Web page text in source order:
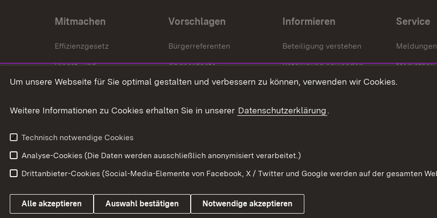
Mitmachen
Effizienzgesetz
Dienst- und
Versorgungsbezüge
Weitere
Vorschlagen
Bürgerreferenten
Abgeordnete
Bürgerbeauftragte
Informieren
Beteiligung verstehen
Beteiligung anwenden
Beteiligung stärken
Service
Meldungen
Mediathek
Link zum Landesportal
Impressum Kontakt
Um unsere Webseite für Sie optimal gestalten und verbessern zu können, verwenden wir Cookies.
Weitere Informationen zu Cookies erhalten Sie in unserer Datenschutzerklärung.
Technisch notwendige Cookies
Analyse-Cookies (Die Daten werden ausschließlich anonymisiert verarbeitet.)
Drittanbieter-Cookies (Social-Media-Elemente von Facebook, X / Twitter und Google werden auf der gesamten
Alle akzeptieren Auswahl bestätigen Notwendige akzeptieren